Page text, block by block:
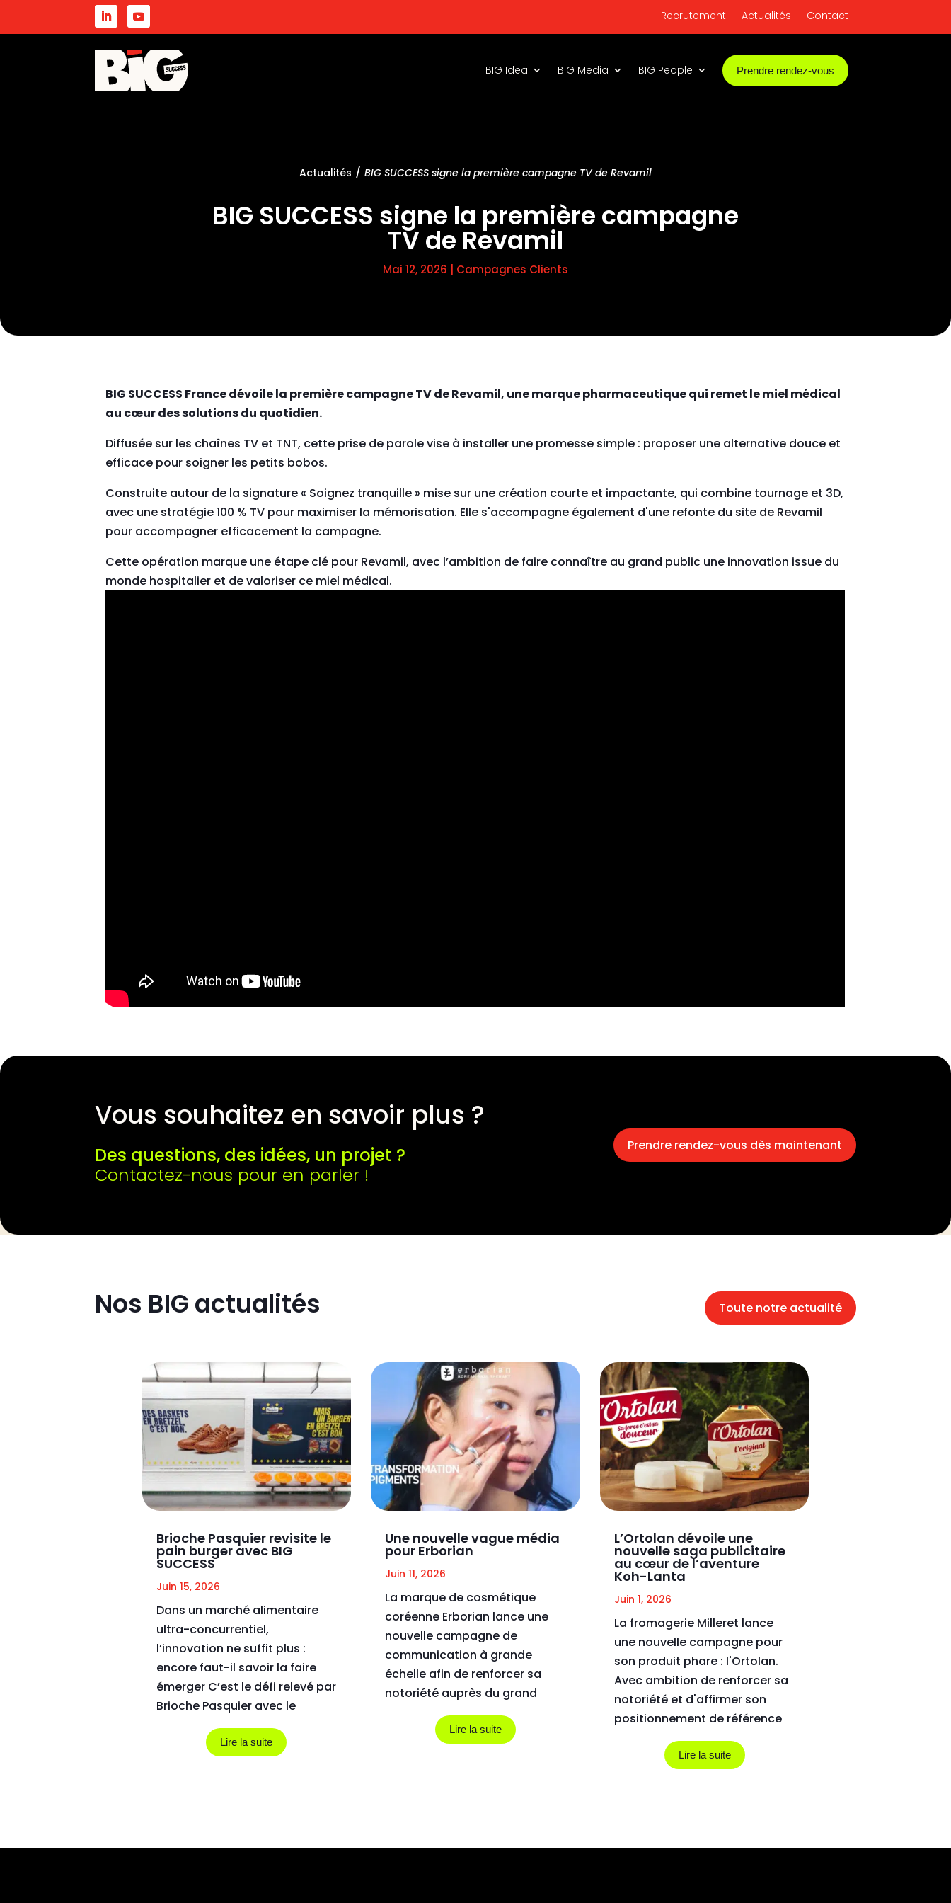
Recrutement Actualités Contact
BIG Idea BIG Media BIG People Prendre rendez-vous
Actualités / BIG SUCCESS signe la première campagne TV de Revamil
BIG SUCCESS signe la première campagne
TV de Revamil
Mai 12, 2026 | Campagnes Clients
BIG SUCCESS France dévoile la première campagne TV de Revamil, une marque pharmaceutique qui remet le miel médical
au cœur des solutions du quotidien.
Diffusée sur les chaînes TV et TNT, cette prise de parole vise à installer une promesse simple : proposer une alternative douce et
efficace pour soigner les petits bobos.
Construite autour de la signature « Soignez tranquille » mise sur une création courte et impactante, qui combine tournage et 3D,
avec une stratégie 100 % TV pour maximiser la mémorisation. Elle s'accompagne également d'une refonte du site de Revamil
pour accompagner efficacement la campagne.
Cette opération marque une étape clé pour Revamil, avec l’ambition de faire connaître au grand public une innovation issue du
monde hospitalier et de valoriser ce miel médical.
Vous souhaitez en savoir plus ?
Des questions, des idées, un projet ?
Contactez-nous pour en parler !
Prendre rendez-vous dès maintenant
Nos BIG actualités Toute notre actualité
Brioche Pasquier revisite le
pain burger avec BIG
SUCCESS
Juin 15, 2026
Dans un marché alimentaire
ultra-concurrentiel,
l’innovation ne suffit plus :
encore faut-il savoir la faire
émerger C’est le défi relevé par
Brioche Pasquier avec le
lancement de son nouveau
Lire la suite
Une nouvelle vague média
pour Erborian
Juin 11, 2026
La marque de cosmétique
coréenne Erborian lance une
nouvelle campagne de
communication à grande
échelle afin de renforcer sa
notoriété auprès du grand
public. Orchestré par Big
Succes, ce dispositif...
Lire la suite
L’Ortolan dévoile une
nouvelle saga publicitaire
au cœur de l’aventure
Koh-Lanta
Juin 1, 2026
La fromagerie Milleret lance
une nouvelle campagne pour
son produit phare : l'Ortolan.
Avec ambition de renforcer sa
notoriété et d'affirmer son
positionnement de référence
incontournable en tant...
Lire la suite